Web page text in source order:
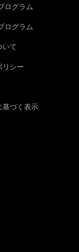
ログラム
ログラム
いて
リシー
基づく表示